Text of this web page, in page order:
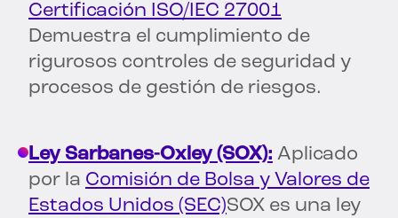
Certificación ISO/IEC 27001
Demuestra el cumplimiento de
rigurosos controles de seguridad y
procesos de gestión de riesgos.
Ley Sarbanes-Oxley (SOX): Aplicado
por la Comisión de Bolsa y Valores de
Estados Unidos (SEC)SOX es una ley